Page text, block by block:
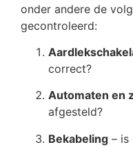
onder andere de
gecontroleerd:
correct?
Automaten en
afgesteld?
Bekabeling – is